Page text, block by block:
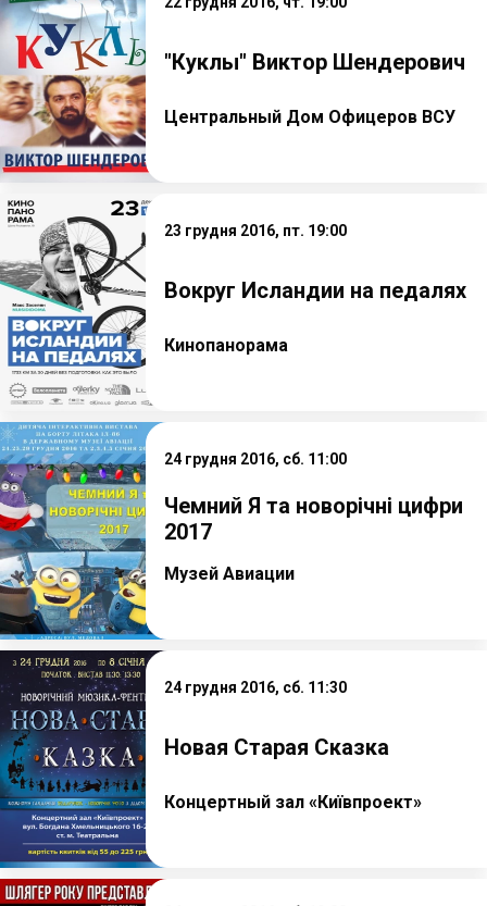
"Куклы" Виктор Шендерович
Центральный Дом Офицеров ВСУ
23 грудня 2016, пт. 19:00
Вокруг Исландии на педалях
Кинопанорама
24 грудня 2016, сб. 11:00
Чемний Я та новорічні цифри
2017
Музей Авиации
24 грудня 2016, сб. 11:30
Новая Старая Сказка
Концертный зал «Київпроект»